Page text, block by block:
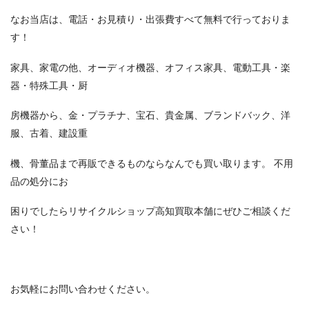
なお当店は、電話・お見積り・出張費すべて無料で行っておりま
す！
家具、家電の他、オーディオ機器、オフィス家具、電動工具・楽
器・特殊工具・厨
房機器から、金・プラチナ、宝石、貴金属、ブランドバック、洋
服、古着、建設重
機、骨董品まで再販できるものならなんでも買い取ります。 不用
品の処分にお
困りでしたらリサイクルショップ高知買取本舗にぜひご相談くだ
さい！
お気軽にお問い合わせください。